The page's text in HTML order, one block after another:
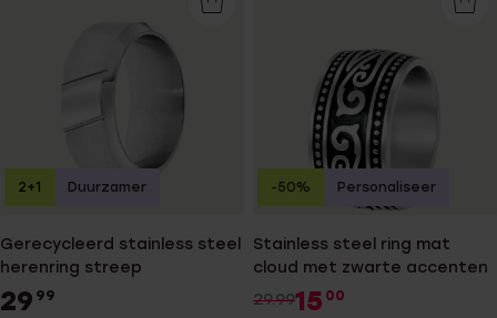
Gerecycleerd stainless steel
herenring streep
29 99
2+1 Duurzamer
Stainless steel ring mat
cloud met zwarte accenten
29.9915 00
-50% Personaliseer